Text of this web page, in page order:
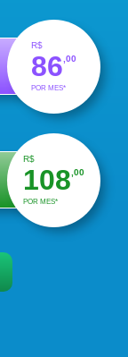
R$
86 ,00
POR MES*
R$
108 ,00
POR MES*